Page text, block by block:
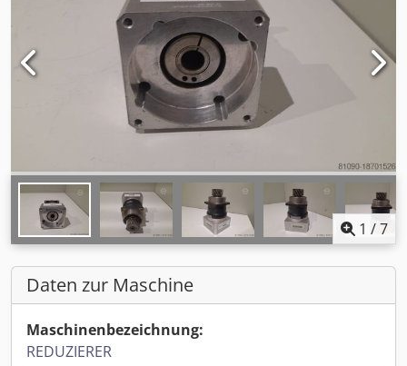
1 /7
Daten zur Maschine
Maschinenbezeichnung:
REDUZIERER